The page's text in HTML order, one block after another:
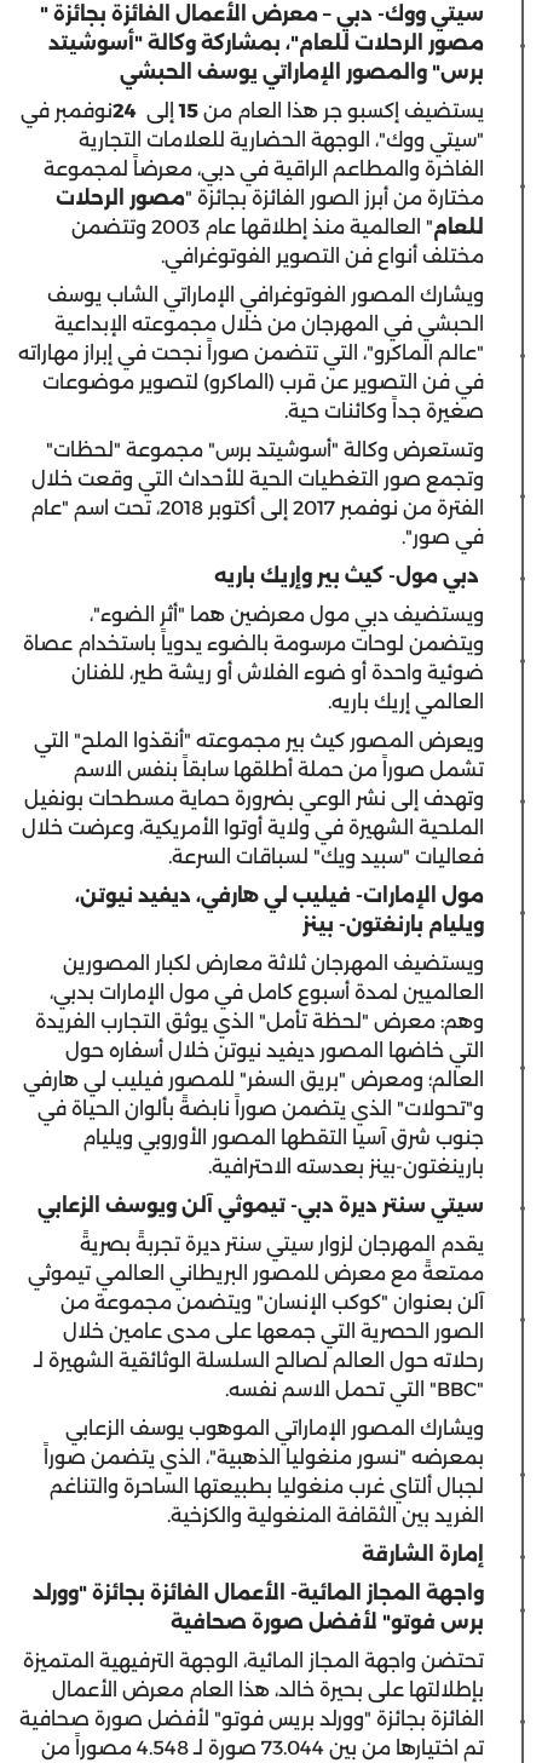
سيتي ووك- دبي – معرض الأعمال الفائزة بجائزة "
مصور الرحلات للعام"، بمشاركة وكالة "أسوشيتد
برس" والمصور الإماراتي يوسف الحبشي
يستضيف إكسبو جر هذا العام من 15إلى
نوفمبر في
"سيتي ووك"، الوجهة الحضارية للعلامات التجارية
الفاخرة والمطاعم الراقية في دبي، معرضاً لمجموعة
مختارة من أبرز الصور الفائزة بجائزة "مصور الرحلات
للعام
" العالمية منذ إطلاقها عام 2003 وتتضمن
مختلف أنواع فن التصوير الفوتوغرافي.
ويشارك المصور الفوتوغرافي الإماراتي الشاب يوسف
الحبشي في المهرجان من خلال مجموعته الإبداعية
"عالم الماكرو"، التي تتضمن صوراً نجحت في إبراز مهاراته
في فن التصوير عن قرب (الماكرو) لتصوير موضوعات
صغيرة جداً وكائنات حية.
وتستعرض وكالة "أسوشيتد برس" مجموعة "لحظات"
وتجمع صور التغطيات الحية للأحداث التي وقعت خلال
الفترة من نوفمبر 2017 إلى أكتوبر 2018، تحت اسم "عام
في صور".
دبي مول- كيث بير وإريك باريه
ويستضيف دبي مول معرضين هما "أثر الضوء"،
ويتضمن لوحات مرسومة بالضوء يدوياً باستخدام عصاة
ضوئية واحدة أو ضوء الفلاش أو ريشة طير، للفنان
العالمي إريك باريه.
ويعرض المصور كيث بير مجموعته "أنقذوا الملح" التي
تشمل صوراً من حملة أطلقها سابقاً بنفس الاسم
وتهدف إلى نشر الوعي بضرورة حماية مسطحات بونفيل
الملحية الشهيرة في ولاية أوتوا الأمريكية، وعرضت خلال
فعاليات "سبيد ويك" لسباقات السرعة.
مول الإمارات- فيليب لي هارفي، ديفيد نيوتن،
ويليام بارنغتون- بينز
ويستضيف المهرجان ثلاثة معارض لكبار المصورين
العالميين لمدة أسبوع كامل في مول الإمارات بدبي،
وهم: معرض "لحظة تأمل" الذي يوثق التجارب الفريدة
التي خاضها المصور ديفيد نيوتن خلال أسفاره حول
العالم؛ ومعرض "بريق السفر" للمصور فيليب لي هارفي
و"تحولات" الذي يتضمن صوراً نابضةً بألوان الحياة في
جنوب شرق آسيا التقطها المصور الأوروبي ويليام
بارينغتون-بينز بعدسته الاحترافية.
سيتي سنتر ديرة دبي- تيموثي آلن ويوسف الزعابي
يقدم المهرجان لزوار سيتي سنتر ديرة تجربةً بصريةً
ممتعةً مع معرض للمصور البريطاني العالمي تيموثي
آلن بعنوان "كوكب الإنسان" ويتضمن مجموعة من
الصور الحصرية التي جمعها على مدى عامين خلال
رحلاته حول العالم لصالح السلسلة الوثائقية الشهيرة لـ
"BBC" التي تحمل الاسم نفسه.
ويشارك المصور الإماراتي الموهوب يوسف الزعابي
بمعرضه "نسور منغوليا الذهبية"، الذي يتضمن صوراً
لجبال ألتاي غرب منغوليا بطبيعتها الساحرة والتناغم
الفريد بين الثقافة المنغولية والكزخية.
إمارة الشارقة
واجهة المجاز المائية- الأعمال الفائزة بجائزة "وورلد
برس فوتو" لأفضل صورة صحافية
تحتضن واجهة المجاز المائية، الوجهة الترفيهية المتميزة
بإطلالتها على بحيرة خالد، هذا العام معرض الأعمال
الفائزة بجائزة "وورلد بريس فوتو" لأفضل صورة صحافية
تم اختيارها من بين 73.044 صورة لـ 4.548 مصوراً من